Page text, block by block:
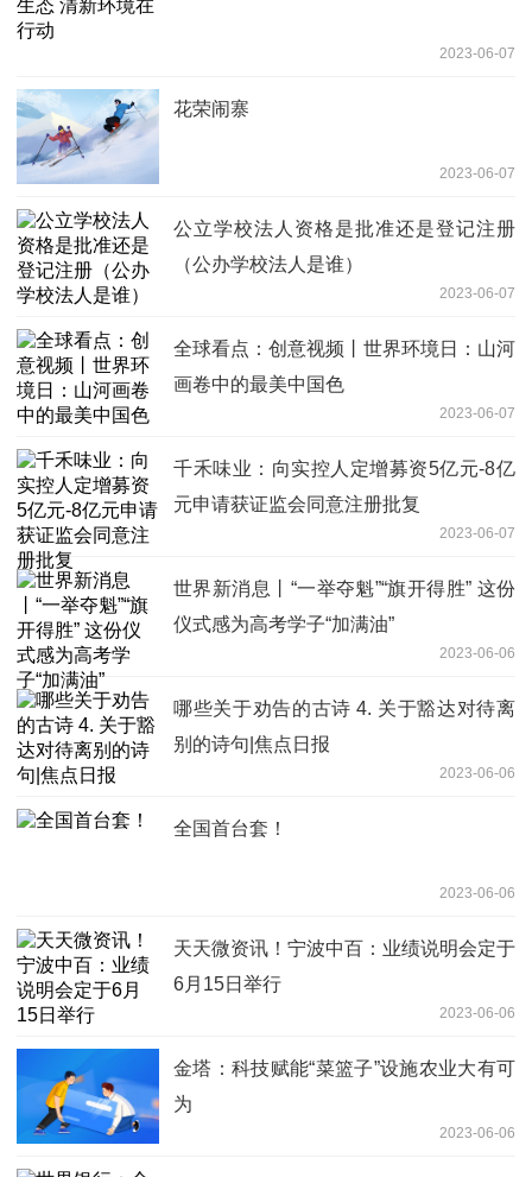
2023-06-07
花荣闹寨
2023-06-07
公立学校法人资格是批准还是登记注册
（公办学校法人是谁）
2023-06-07
全球看点：创意视频丨世界环境日：山河
画卷中的最美中国色
2023-06-07
千禾味业：向实控人定增募资5亿元-8亿
元申请获证监会同意注册批复
2023-06-07
世界新消息丨“一举夺魁”“旗开得胜” 这份
仪式感为高考学子“加满油”
2023-06-06
哪些关于劝告的古诗 4. 关于豁达对待离
别的诗句|焦点日报
2023-06-06
全国首台套！
2023-06-06
天天微资讯！宁波中百：业绩说明会定于
6月15日举行
2023-06-06
金塔：科技赋能“菜篮子”设施农业大有可
为
2023-06-06